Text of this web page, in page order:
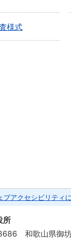
様式
ブアクセシビリティ
所
和歌山県御